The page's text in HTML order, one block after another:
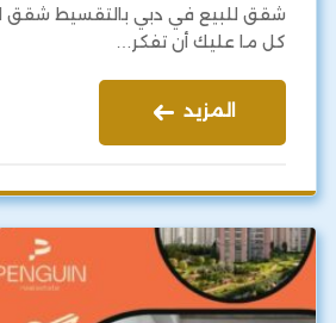
شقق للبيع في دبي بالتقسيط شقق
كل ما عليك أن تفكر…
المزيد